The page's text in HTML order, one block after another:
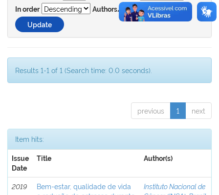
In order
Authors/record
Results 1-1 of 1 (Search time: 0.0 seconds).
previous 1 next
Item hits:
Issue
Date
Title Author(s)
2019
Bem-estar, qualidade de vida
Instituto Nacional de